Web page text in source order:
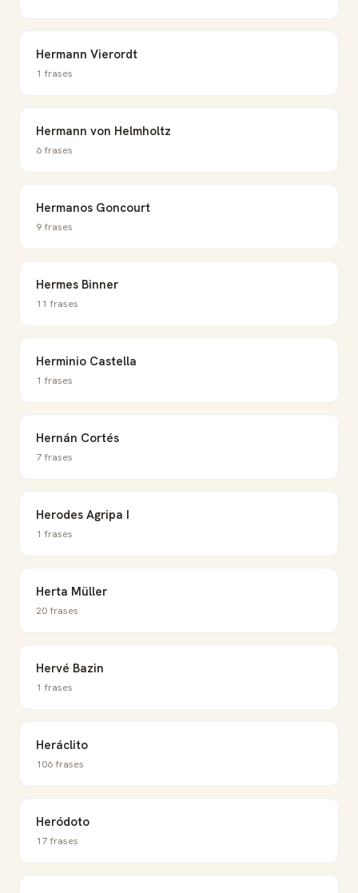
Hermann Vierordt
1 frases
Hermann von Helmholtz
6 frases
Hermanos Goncourt
9 frases
Hermes Binner
11 frases
Herminio Castella
1 frases
Hernán Cortés
7 frases
Herodes Agripa I
1 frases
Herta Müller
20 frases
Hervé Bazin
1 frases
Heráclito
106 frases
Heródoto
17 frases